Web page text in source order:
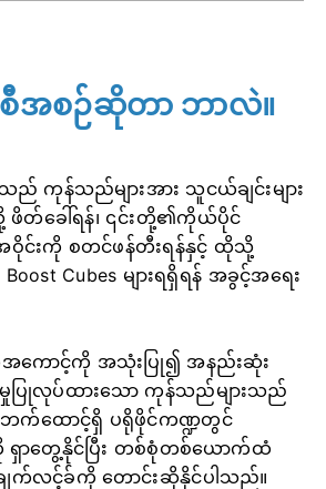
အစဉ်ဆိုတာ ဘာလဲ။
ကုန်သည်များအား သူငယ်ချင်းများ
ဖိတ်ခေါ်ရန်၊ ၎င်းတို့၏ကိုယ်ပိုင်
င်းကို စတင်ဖန်တီးရန်နှင့် ထိုသို့
Cubes များရရှိရန် အခွင့်အရေး
ောင့်ကို အသုံးပြု၍ အနည်းဆုံး
ြုလုပ်ထားသော ကုန်သည်များသည်
ဘက်ထောင့်ရှိ ပရိုဖိုင်ကဏ္ဍတွင်
ရှာတွေ့နိုင်ပြီး တစ်စုံတစ်ယောက်ထံ
ချက်လင့်ခ်ကို တောင်းဆိုနိုင်ပါသည်။